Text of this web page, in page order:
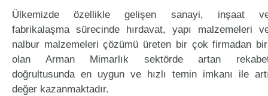
Ülkemizde özellikle gelişen sanayi, inşaat
fabrikalaşma sürecinde hırdavat, yapı malzemeleri
nalbur malzemeleri çözümü üreten bir çok firmadan
olan Arman Mimarlık sektörde artan
doğrultusunda en uygun ve hızlı temin imkanı ile
değer kazanmaktadır.